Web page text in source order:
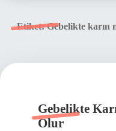
Etiket:Gebelikte karın
Gebelikte
Olur